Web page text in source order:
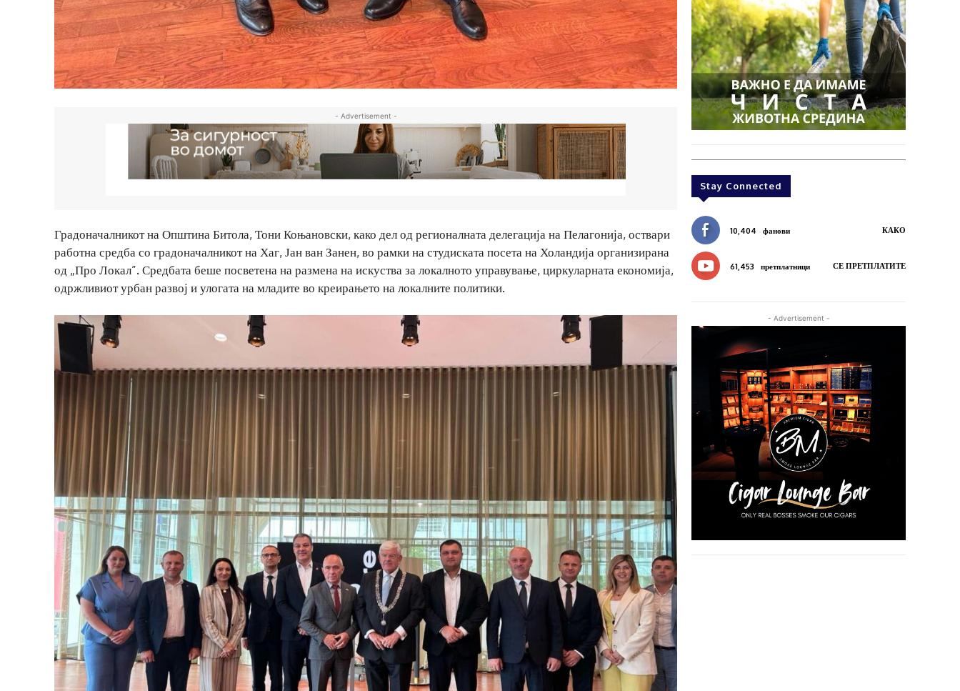
- Advertisement -
Градоначалникот на Општина Битола, Тони Коњановски, како дел од регионалната делегација на Пелагонија, оствари
работна средба со градоначалникот на Хаг, Јан ван Занен, во рамки на студиската посета на Холандија организирана
од „Про Локал”. Средбата беше посветена на размена на искуства за локалното управување, циркуларната економија,
одржливиот урбан развој и улогата на младите во креирањето на локалните политики.
Stay Connected
10,404 фанови КАКО
61,453 претплатници СЕ ПРЕТПЛАТИТЕ
- Advertisement -